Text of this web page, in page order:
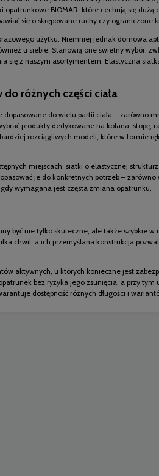
BIOMAR, które cechują się dużą
się o skrępowane ruchy czy ograniczone
użytku. Niemniej jednak domowa
u siebie. Stanowią one świetny wybór,
się z naszym asortymentem. Elastyczna
różnych części ciała
do wielu partii ciała – zarówno
produkty dedykowane na kolana, stopę,
rozciągliwych modeli, które w formie
miejscach, siatki o elastycznej
je do konkretnych potrzeb –
wymagana jest częsta zmiana opatrunku.
być nie tylko skuteczne, ale także szybkie
chwil, a ich przemyślana konstrukcja
aktywnych, u których konieczne jest
bez ryzyka jego zsunięcia, a przy
dostępność różnych długości i